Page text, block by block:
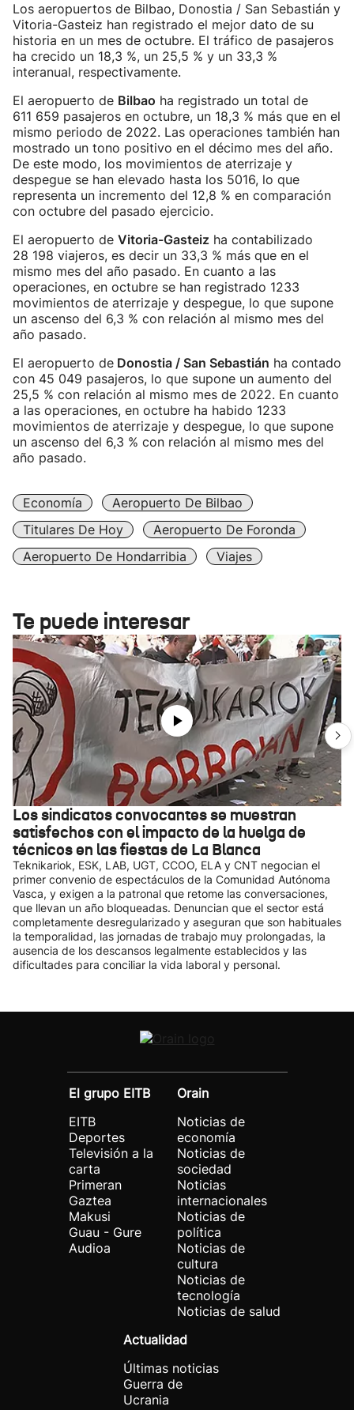
Los aeropuertos de Bilbao, Donostia / San Sebastián y
Vitoria-Gasteiz han registrado el mejor dato de su
historia en un mes de octubre. El tráfico de pasajeros
ha crecido un 18,3 %, un 25,5 % y un 33,3 %
interanual, respectivamente.
El aeropuerto de Bilbao ha registrado un total de
611 659 pasajeros en octubre, un 18,3 % más que en el
mismo periodo de 2022. Las operaciones también han
mostrado un tono positivo en el décimo mes del año.
De este modo, los movimientos de aterrizaje y
despegue se han elevado hasta los 5016, lo que
representa un incremento del 12,8 % en comparación
con octubre del pasado ejercicio.
El aeropuerto de Vitoria-Gasteiz ha contabilizado
28 198 viajeros, es decir un 33,3 % más que en el
mismo mes del año pasado. En cuanto a las
operaciones, en octubre se han registrado 1233
movimientos de aterrizaje y despegue, lo que supone
un ascenso del 6,3 % con relación al mismo mes del
año pasado.
El aeropuerto de Donostia / San Sebastián ha contado
con 45 049 pasajeros, lo que supone un aumento del
25,5 % con relación al mismo mes de 2022. En cuanto
a las operaciones, en octubre ha habido 1233
movimientos de aterrizaje y despegue, lo que supone
un ascenso del 6,3 % con relación al mismo mes del
año pasado.
Economía
Aeropuerto De Bilbao
Titulares De Hoy
Aeropuerto De Foronda
Aeropuerto De Hondarribia
Viajes
Te puede interesar
Los sindicatos convocantes se muestran
satisfechos con el impacto de la huelga de
técnicos en las fiestas de La Blanca
Teknikariok, ESK, LAB, UGT, CCOO, ELA y CNT negocian el
primer convenio de espectáculos de la Comunidad Autónoma
Vasca, y exigen a la patronal que retome las conversaciones,
que llevan un año bloqueadas. Denuncian que el sector está
completamente desregularizado y aseguran que son habituales
la temporalidad, las jornadas de trabajo muy prolongadas, la
ausencia de los descansos legalmente establecidos y las
dificultades para conciliar la vida laboral y personal.
El grupo EITB
EITB
Deportes
Televisión a la
carta
Primeran
Gaztea
Makusi
Guau - Gure
Audioa
Orain
Noticias de
economía
Noticias de
sociedad
Noticias
internacionales
Noticias de
política
Noticias de
cultura
Noticias de
tecnología
Noticias de salud
Actualidad
Últimas noticias
Guerra de
Ucrania